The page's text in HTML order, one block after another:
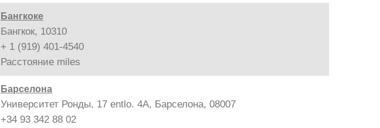
Бангкоке
Бангкок, 10310
+ 1 (919) 401-4540
Расстояние miles
Барселона
Университет Ронды, 17 entlo. 4A, Барселона, 08007
+34 93 342 88 02